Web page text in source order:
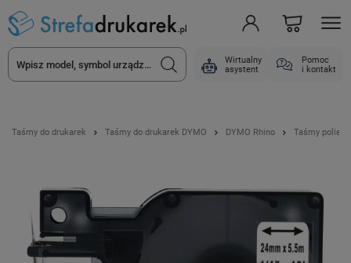
Wirtualny
asystent
Pomoc
i kontakt
Taśmy do drukarek Taśmy do drukarek DYMO DYMO Rhino Taśmy